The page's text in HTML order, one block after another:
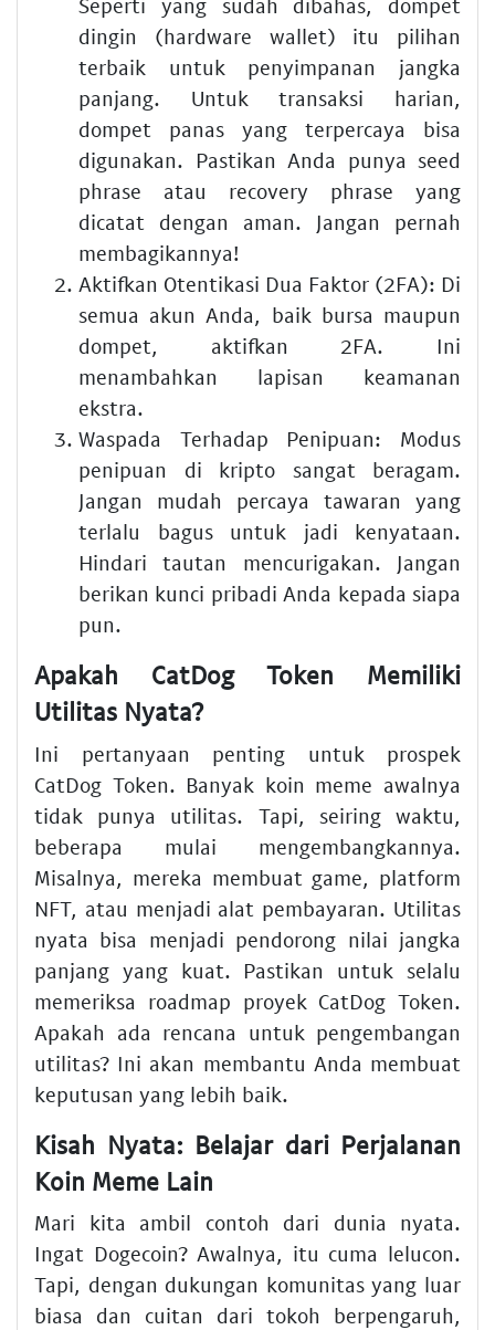
Seperti yang sudah dibahas, dompet
dingin (hardware wallet) itu pilihan
terbaik untuk penyimpanan jangka
panjang. Untuk transaksi harian,
dompet panas yang terpercaya bisa
digunakan. Pastikan Anda punya seed
phrase atau recovery phrase yang
dicatat dengan aman. Jangan pernah
membagikannya!
Aktifkan Otentikasi Dua Faktor (2FA): Di
semua akun Anda, baik bursa maupun
dompet, aktifkan 2FA. Ini
menambahkan lapisan keamanan
ekstra.
Waspada Terhadap Penipuan: Modus
penipuan di kripto sangat beragam.
Jangan mudah percaya tawaran yang
terlalu bagus untuk jadi kenyataan.
Hindari tautan mencurigakan. Jangan
berikan kunci pribadi Anda kepada siapa
pun.
Apakah CatDog Token Memiliki
Utilitas Nyata?
Ini pertanyaan penting untuk prospek
CatDog Token. Banyak koin meme awalnya
tidak punya utilitas. Tapi, seiring waktu,
beberapa mulai mengembangkannya.
Misalnya, mereka membuat game, platform
NFT, atau menjadi alat pembayaran. Utilitas
nyata bisa menjadi pendorong nilai jangka
panjang yang kuat. Pastikan untuk selalu
memeriksa roadmap proyek CatDog Token.
Apakah ada rencana untuk pengembangan
utilitas? Ini akan membantu Anda membuat
keputusan yang lebih baik.
Kisah Nyata: Belajar dari Perjalanan
Koin Meme Lain
Mari kita ambil contoh dari dunia nyata.
Ingat Dogecoin? Awalnya, itu cuma lelucon.
Tapi, dengan dukungan komunitas yang luar
biasa dan cuitan dari tokoh berpengaruh,